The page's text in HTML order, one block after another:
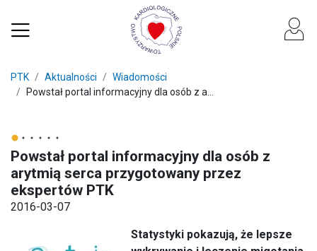
PTK Aktualności
Wiadomości
Powstał portal informacyjny dla osób z a...
Powstał portal informacyjny dla osób z
arytmią serca przygotowany przez
ekspertów PTK
2016-03-07
Statystyki pokazują, że lepsze